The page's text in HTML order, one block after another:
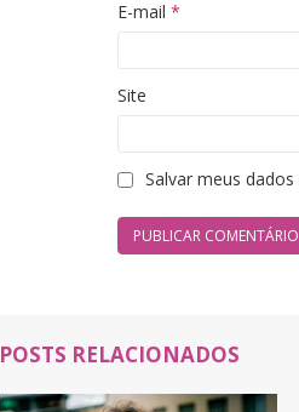
E-mail *
Site
Salvar meus
POSTS RELACIONADOS